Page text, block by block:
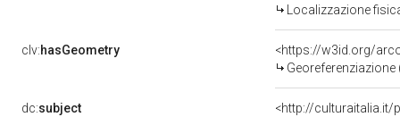
Localizzazione
clv:hasGeometry
<https://w3id.org/
dc:subject <http://culturaitalia.it/